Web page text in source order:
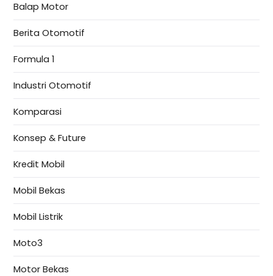
Balap Motor
Berita Otomotif
Formula 1
Industri Otomotif
Komparasi
Konsep & Future
Kredit Mobil
Mobil Bekas
Mobil Listrik
Moto3
Motor Bekas